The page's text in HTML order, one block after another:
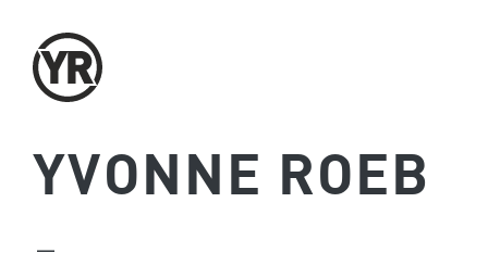
Inhalt
springen
YVONNE ROEB